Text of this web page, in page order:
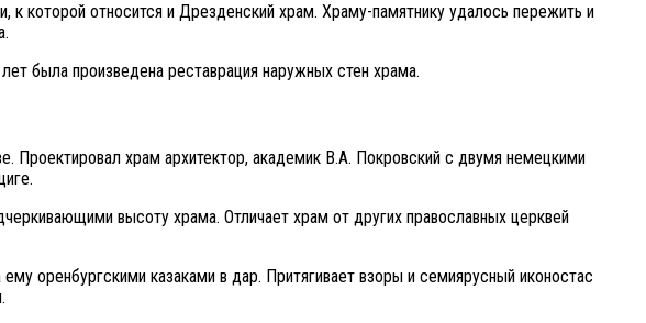
к которой относится и Дрезденский храм. Храму-памятнику удалось пережить и
была произведена реставрация наружных стен храма.
храм архитектор, академик В.А. Покровский с двумя немецкими
высоту храма. Отличает храм от других православных церквей
оренбургскими казаками в дар. Притягивает взоры и семиярусный иконостас